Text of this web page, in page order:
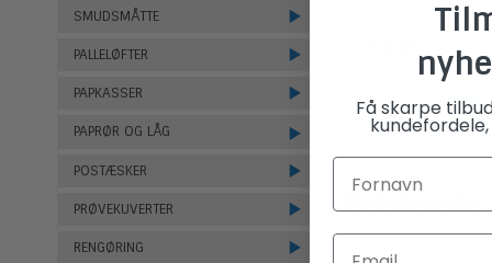
SMUDSMÅTTE
PALLELØFTER
PAPKASSER
PAPRØR OG LÅG
POSTÆSKER
PRØVEKUVERTER
RENGØRING
(ekskl. moms)
Få skarpe